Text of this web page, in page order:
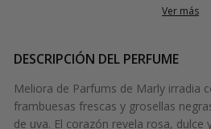
Ver más
DESCRIPCIÓN DEL PERFUME
Meliora de Parfums de Marly irradia
frambuesas frescas y grosellas
de uva. El corazón revela rosa, dulce